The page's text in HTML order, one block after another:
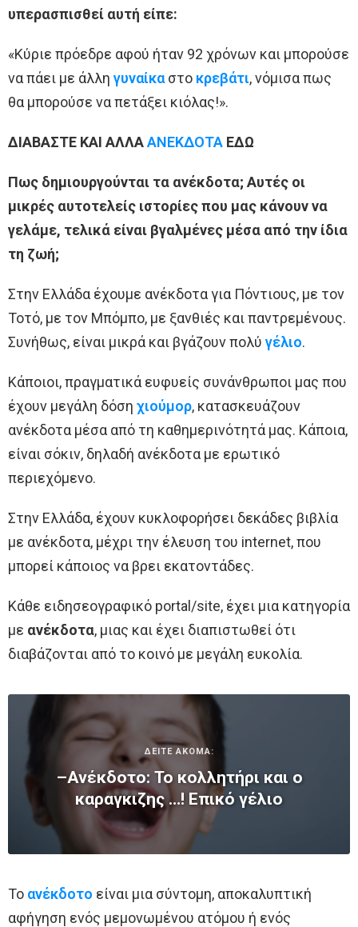
υπερασπισθεί αυτή είπε:
«Κύριε πρόεδρε αφού ήταν 92 χρόνων και μπορούσε
να πάει με άλλη γυναίκαστο κρεβάτι, νόμισα πως
θα μπορούσε να πετάξει κιόλας!».
ΔΙΑΒΑΣΤΕ ΚΑΙ ΑΛΛΑΑΝΕΚΔΟΤΑ ΕΔΩ
Πως δημιουργούνται τα ανέκδοτα; Αυτές οι
μικρές αυτοτελείς ιστορίες που μας κάνουν να
γελάμε, τελικά είναι βγαλμένες μέσα από την ίδια
τη ζωή;
Στην Ελλάδα έχουμε ανέκδοτα για Πόντιους, με τον
Τοτό, με τον Μπόμπο, με ξανθιές και παντρεμένους.
Συνήθως, είναι μικρά και βγάζουν πολύ γέλιο.
Κάποιοι, πραγματικά ευφυείς συνάνθρωποι μας που
έχουν μεγάλη δόση χιούμορ, κατασκευάζουν
ανέκδοτα μέσα από τη καθημερινότητά μας. Κάποια,
είναι σόκιν, δηλαδή ανέκδοτα με ερωτικό
περιεχόμενο.
Στην Ελλάδα, έχουν κυκλοφορήσει δεκάδες βιβλία
με ανέκδοτα, μέχρι την έλευση του internet, που
μπορεί κάποιος να βρει εκατοντάδες.
Κάθε ειδησεογραφικό portal/site, έχει μια κατηγορία
με ανέκδοτα, μιας και έχει διαπιστωθεί ότι
διαβάζονται από το κοινό με μεγάλη ευκολία.
ΔΕΙΤΕ ΑΚΟΜΑ:
–Ανέκδοτο: Το κολλητήρι και ο
καραγκιζης …! Επικό γέλιο
Το ανέκδοτο είναι μια σύντομη, αποκαλυπτική
αφήγηση ενός μεμονωμένου ατόμου ή ενός